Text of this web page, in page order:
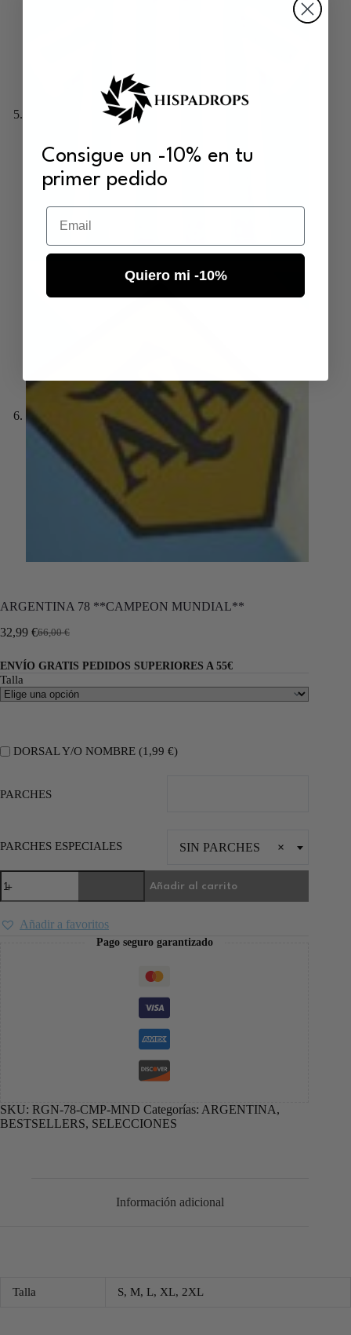
ARGENTINA 78 **CAMPEON MUNDIAL**
66,00€
32,99 €
ENVÍO GRATIS PEDIDOS SUPERIORES A 55€
Talla
DORSAL Y/O NOMBRE (1,99 €)
PARCHES
PARCHES ESPECIALES ×
SIN PARCHES
Añadir al carrito
Añadir a favoritos
Pago seguro garantizado
SKU: RGN-78-CMP-MND Categorías: ARGENTINA,
BESTSELLERS, SELECCIONES
Información adicional
Talla S, M, L, XL, 2XL
Consigue un -10% en tu
primer pedido
Email
Quiero mi -10%